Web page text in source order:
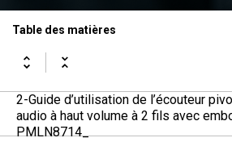
Table des matières
2-Guide d’utilisation de l’écouteur
audio à haut volume à 2 fils avec
PMLN8714_